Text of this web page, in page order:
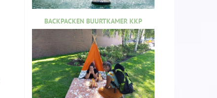
BACKPACKEN BUURTKAMER KKP